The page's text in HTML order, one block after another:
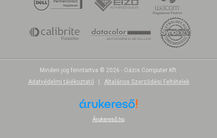
Minden jog fenntartva © 2026 - Oázis Computer Kft.
Adatvédelmi tájékoztató
Általános Szerződési Feltételek
Árukereső.hu